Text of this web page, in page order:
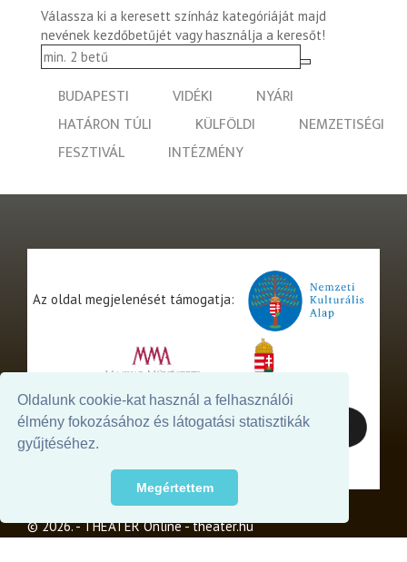
Oldalunk cookie-kat használ a felhasználói
élmény fokozásához és látogatási statisztikák
gyűjtéséhez.
Megértettem
Válassza ki a keresett színház kategóriáját majd
nevének kezdőbetűjét vagy használja a keresőt!
BUDAPESTI VIDÉKI
NYÁRI
HATÁRON TÚLI
KÜLFÖLDI
NEMZETISÉGI
FESZTIVÁL
INTÉZMÉNY
Az oldal megjelenését támogatja:
© 2026. - THEATER Online -theater.hu